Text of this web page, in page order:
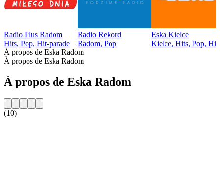
Radio Plus Radom
Hits, Pop, Hit-parade
Radio Rekord
Radom, Pop
Eska Kielce
Kielce, Hits, Pop,
À propos de Eska Radom
À propos de Eska Radom
À propos de Eska Radom
(10)